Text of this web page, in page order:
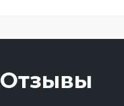
Отзывы